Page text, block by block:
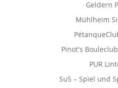
Geldern
Mühlheim
Pinot's
PUR
SuS – Spiel und